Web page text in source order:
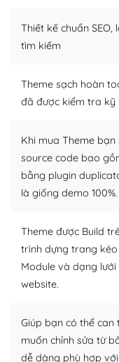
Dễ dàng tùy chỉnh
WordPress là nơi
Nếu bạn gặp khó
kiếm những cộng
lời, giải đáp vấn đề
– Đa dạng plugin
Plugin mở rộng là
Nhờ lượng người
Thiết kế chuẩn
tìm kiếm
Theme sạch hoàn
đã được kiểm tra kỹ
Khi mua Theme
source code bao
bằng plugin
là giống demo 100%.
Theme được Build
trình dựng trang
Module và dạng
website.
Giúp bạn có thể
muốn chỉnh sửa từ
dễ dàng phù hợp